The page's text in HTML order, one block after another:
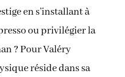
en s’installant à
ou privilégier la
? Pour Valéry
réside dans sa